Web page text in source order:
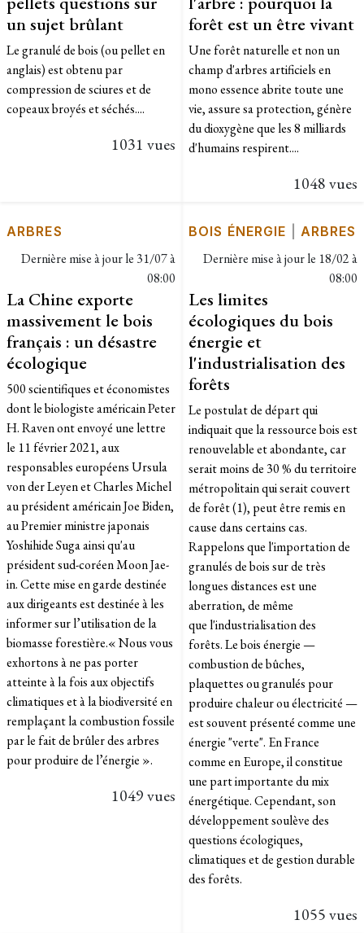
un sujet brûlant
Le granulé de bois (ou pellet en
anglais) est obtenu par
compression de sciures et de
copeaux broyés et séchés....
1031 vues
forêt est un être vivant
Une forêt naturelle et non un
champ d'arbres artificiels en
mono essence abrite toute une
vie, assure sa protection, génère
du dioxygène que les 8 milliards
d'humains respirent....
1048 vues
ARBRES
Dernière mise à jour le 31/07 à
08:00
La Chine exporte
massivement le bois
français : un désastre
écologique
500 scientifiques et économistes
dont le biologiste américain Peter
H. Raven ont envoyé une lettre
le 11 février 2021, aux
responsables européens Ursula
von der Leyen et Charles Michel
au président américain Joe Biden,
au Premier ministre japonais
Yoshihide Suga ainsi qu'au
président sud-coréen Moon Jae-
in. Cette mise en garde destinée
aux dirigeants est destinée à les
informer sur l’utilisation de la
biomasse forestière.« Nous vous
exhortons à ne pas porter
atteinte à la fois aux objectifs
climatiques et à la biodiversité en
remplaçant la combustion fossile
par le fait de brûler des arbres
pour produire de l’énergie ».
1049 vues
BOIS ÉNERGIE ARBRES
Dernière mise à jour le 18/02 à
08:00
Les limites
écologiques du bois
énergie et
l'industrialisation des
forêts
​Le postulat de départ qui
indiquait que la ressource bois est
renouvelable et abondante, car
serait moins de 30 % du territoire
métropolitain qui serait couvert
de forêt (1), peut être remis en
cause dans certains cas.
Rappelons que l'importation de
granulés de bois sur de très
longues distances est une
aberration, de même
que l'industrialisation des
forêts. Le bois énergie —
combustion de bûches,
plaquettes ou granulés pour
produire chaleur ou électricité —
est souvent présenté comme une
énergie "verte". En France
comme en Europe, il constitue
une part importante du mix
énergétique. Cependant, son
développement soulève des
questions écologiques,
climatiques et de gestion durable
des forêts.
1055 vues